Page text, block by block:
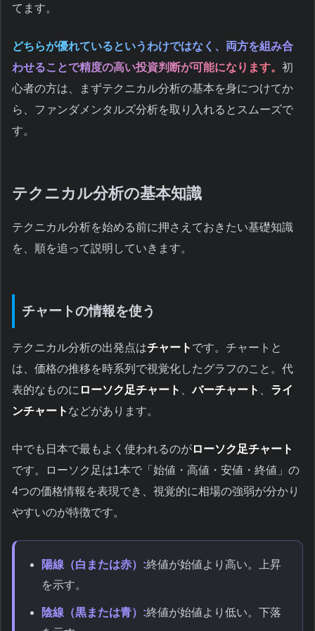
てます。
どちらが優れているというわけではなく、両方を組み合
わせることで精度の高い投資判断が可能になります。 初
心者の方は、まずテクニカル分析の基本を身につけてか
ら、ファンダメンタルズ分析を取り入れるとスムーズで
す。
テクニカル分析の基本知識
テクニカル分析を始める前に押さえておきたい基礎知識
を、順を追って説明していきます。
チャートの情報を使う
テクニカル分析の出発点はチャート です。チャートと
は、価格の推移を時系列で視覚化したグラフのこと。代
表的なものに ローソク足チャート 、バーチャート
ライ
ンチャート などがあります。
中でも日本で最もよく使われるのがローソク足チャート
です。ローソク足は1本で「始値・高値・安値・終値」の
4つの価格情報を表現でき、視覚的に相場の強弱が分かり
やすいのが特徴です。
陽線（白または赤）:終値が始値より高い。上昇
を示す。
陰線（黒または青）:終値が始値より低い。下落